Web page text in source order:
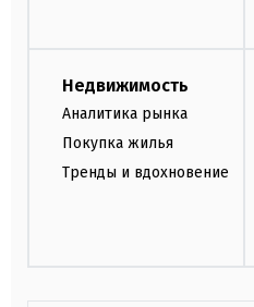
Недвижимость
Аналитика рынка
Покупка жилья
Тренды и вдохновение